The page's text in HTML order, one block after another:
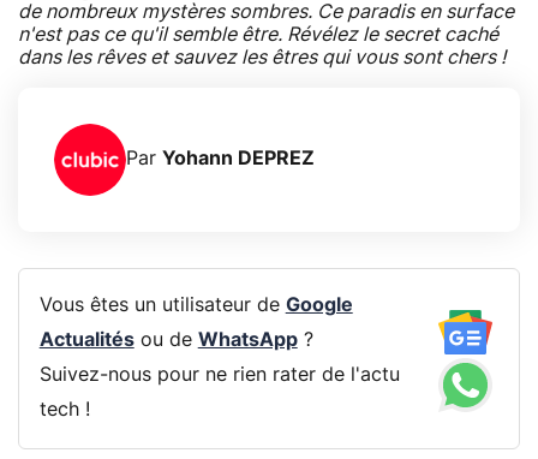
de nombreux mystères sombres. Ce paradis en surface
n'est pas ce qu'il semble être. Révélez le secret caché
dans les rêves et sauvez les êtres qui vous sont chers !
Par Yohann DEPREZ
Vous êtes un utilisateur de Google
Actualitésou de WhatsApp?
Suivez-nous pour ne rien rater de l'actu
tech !